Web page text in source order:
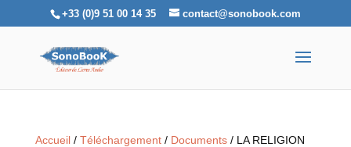
+33 (0)9 51 00 14 35 contact@sonobook.com
Accueil/ Téléchargement/ Documents/ LA RELIGION